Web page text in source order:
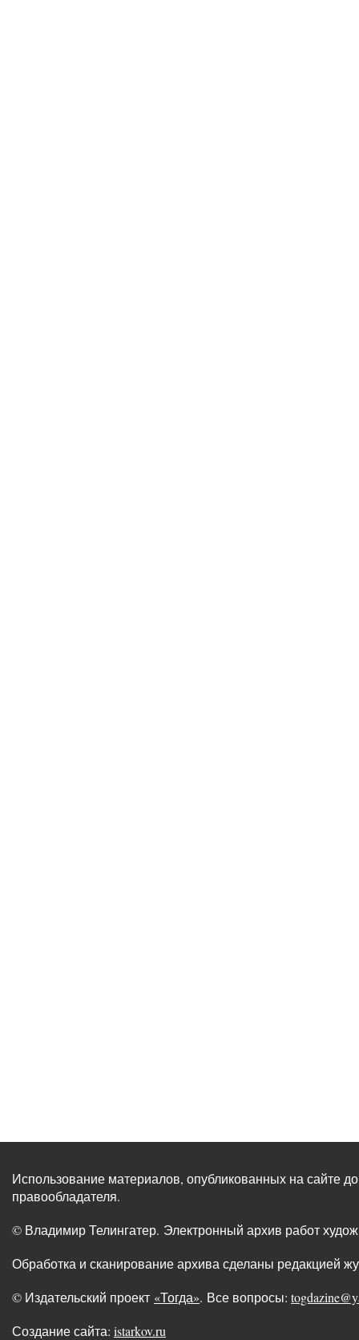
Использование материалов, опубликованных на сайте
правообладателя.
© Владимир Телингатер. Электронный архив работ
Обработка и сканирование архива сделаны редакцией
© Издательский проект «Тогда». Все вопросы:
Создание сайта: istarkov.ru